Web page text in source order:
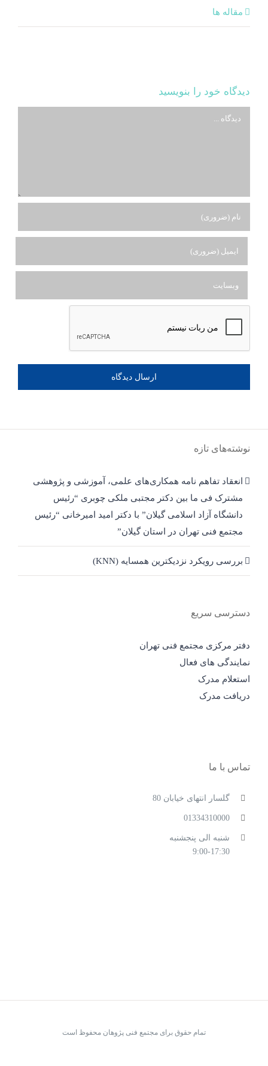
مقاله ها
دیدگاه خود را بنویسید
دیدگاه
نوشته‌های تازه
انعقاد تفاهم نامه همکاری‌های علمی، آموزشی و پژوهشی
مشترک فی ما بین دکتر مجتبی ملکی چوبری “رئیس
دانشگاه آزاد اسلامی گیلان” با دکتر امید امیرخانی “رئیس
مجتمع فنی تهران در استان گیلان”
بررسی رویکرد نزدیکترین همسایه (KNN)
دسترسی سریع
دفتر مرکزی مجتمع فنی تهران
نمایندگی های فعال
استعلام مدرک
دریافت مدرک
تماس با ما
گلسار انتهای خیابان 80
01334310000
شنبه الی پنجشنبه
9:00-17:30
تمام حقوق برای مجتمع فنی پژوهان محفوظ است